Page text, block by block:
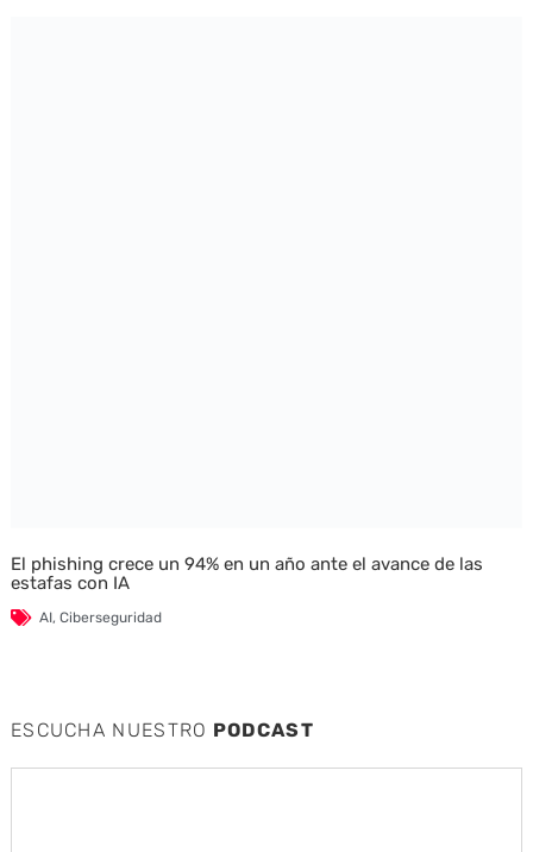
El phishing crece un 94% en un año ante el avance de las
estafas con IA
AI, Ciberseguridad
ESCUCHA NUESTRO PODCAST